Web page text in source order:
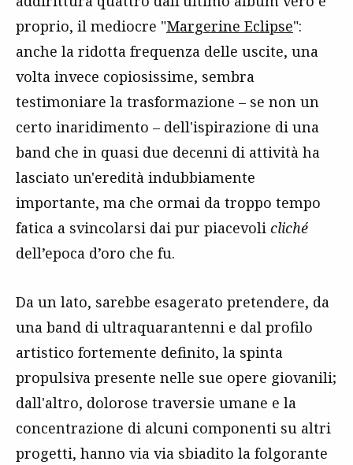
proprio, il mediocre "Margerine Eclipse":
anche la ridotta frequenza delle uscite, una
volta invece copiosissime, sembra
testimoniare la trasformazione – se non un
certo inaridimento – dell'ispirazione di una
band che in quasi due decenni di attività ha
lasciato un'eredità indubbiamente
importante, ma che ormai da troppo tempo
fatica a svincolarsi dai pur piacevoli cliché
dell’epoca d’oro che fu.
Da un lato, sarebbe esagerato pretendere, da
una band di ultraquarantenni e dal profilo
artistico fortemente definito, la spinta
propulsiva presente nelle sue opere giovanili;
dall'altro, dolorose traversie umane e la
concentrazione di alcuni componenti su altri
progetti, hanno via via sbiadito la folgorante